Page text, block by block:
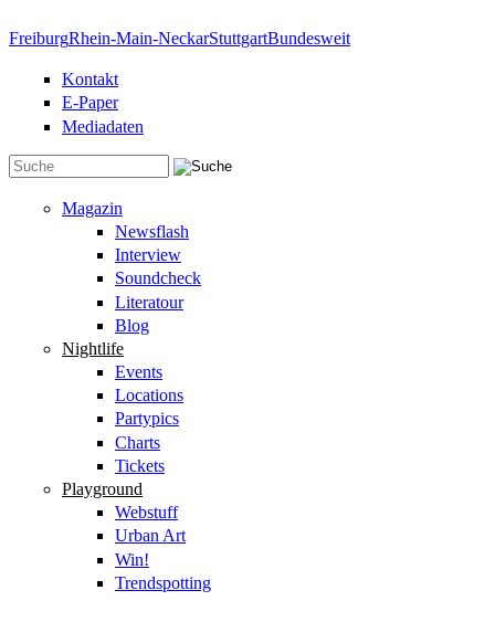
FreiburgRhein-Main-NeckarStuttgartBundesweit
Kontakt
E-Paper
Mediadaten
Magazin
Newsflash
Interview
Soundcheck
Literatour
Blog
Nightlife
Events
Locations
Partypics
Charts
Tickets
Playground
Webstuff
Urban Art
Win!
Trendspotting